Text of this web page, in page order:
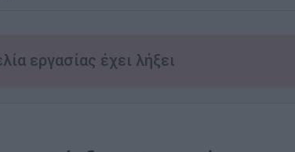
εργασίας έχει λήξει